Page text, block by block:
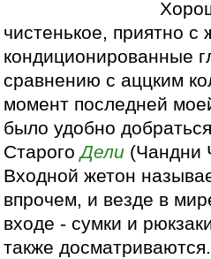
чистенькое, приятно
кондиционированные
сравнению с аццким
момент последней
было удобно
СтарогоДели (Чандни
Входной жетон
впрочем, и везде в
входе - сумки и
также